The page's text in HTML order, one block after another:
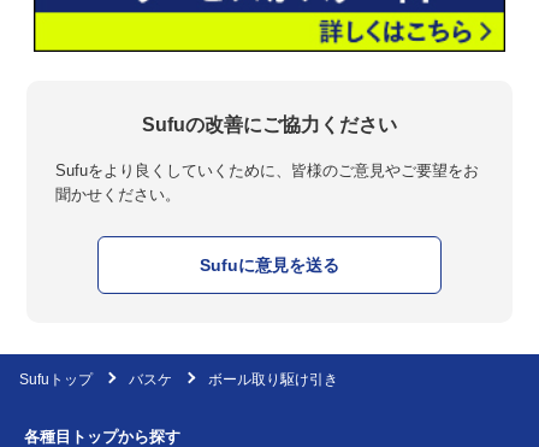
Sufuの改善にご協力ください
Sufuをより良くしていくために、皆様のご意見やご要望をお
聞かせください。
Sufuに意見を送る
Sufuトップ バスケ ボール取り駆け引き
各種目トップから探す